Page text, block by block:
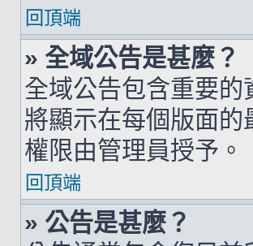
回頂端
» 全域公告是甚麼？
全域公告包含重要
將顯示在每個版面
權限由管理員授予。
回頂端
» 公告是甚麼？